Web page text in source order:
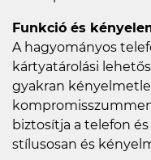
Funkció és
A hagyományos
kártyatárolási
gyakran
biztosítja a telefon
stílusosan és